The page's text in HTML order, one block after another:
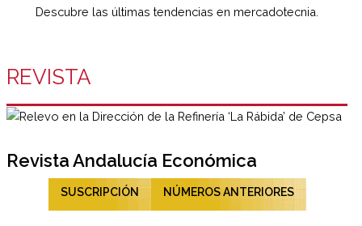
Descubre las últimas tendencias en mercadotecnia.
REVISTA
Revista Andalucía Económica
SUSCRIPCIÓN NÚMEROS ANTERIORES